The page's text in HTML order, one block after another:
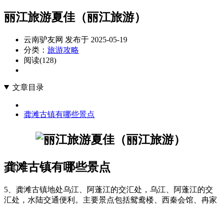
丽江旅游夏佳（丽江旅游）
云南驴友网 发布于 2025-05-19
分类： 旅游攻略
阅读(128)
文章目录
龚滩古镇有哪些景点
龚滩古镇有哪些景点
5、龚滩古镇地处乌江、阿蓬江的交汇处，乌江、阿蓬江的交
汇处，水陆交通便利。主要景点包括鸳鸯楼、西秦会馆、冉家